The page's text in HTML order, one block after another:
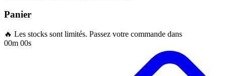
Panier
🔥 Les stocks sont limités. Passez votre commande dans
00m 00s